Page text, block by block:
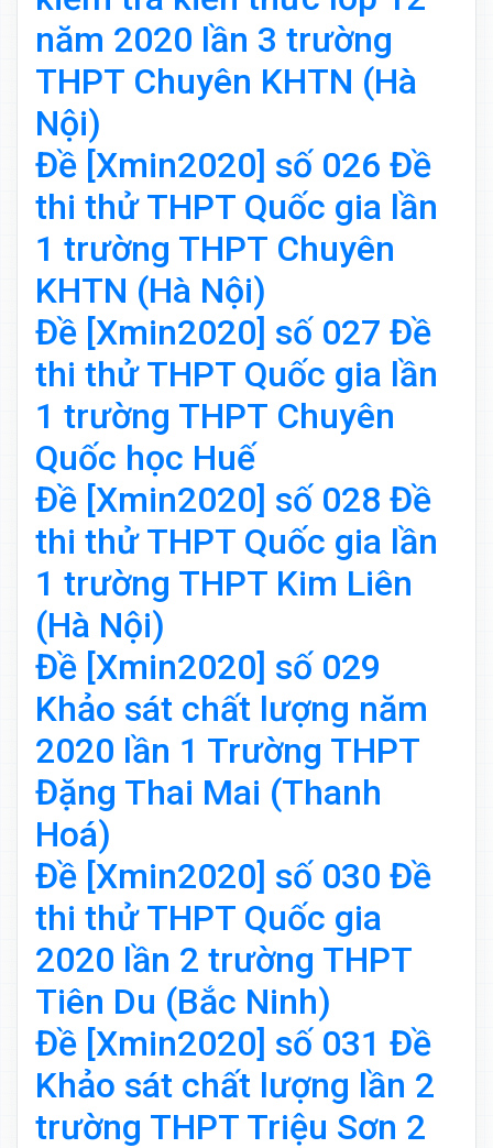
năm 2020 lần 3 trường
THPT Chuyên KHTN (Hà
Nội)
Đề [Xmin2020] số 026 Đề
thi thử THPT Quốc gia lần
1 trường THPT Chuyên
KHTN (Hà Nội)
Đề [Xmin2020] số 027 Đề
thi thử THPT Quốc gia lần
1 trường THPT Chuyên
Quốc học Huế
Đề [Xmin2020] số 028 Đề
thi thử THPT Quốc gia lần
1 trường THPT Kim Liên
(Hà Nội)
Đề [Xmin2020] số 029
Khảo sát chất lượng năm
2020 lần 1 Trường THPT
Đặng Thai Mai (Thanh
Hoá)
Đề [Xmin2020] số 030 Đề
thi thử THPT Quốc gia
2020 lần 2 trường THPT
Tiên Du (Bắc Ninh)
Đề [Xmin2020] số 031 Đề
Khảo sát chất lượng lần 2
trường THPT Triệu Sơn 2